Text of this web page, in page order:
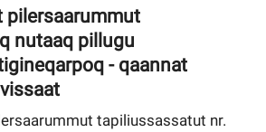
pilersaarummut
nutaaq pillugu
- qaannat
tapiliussassatut nr.